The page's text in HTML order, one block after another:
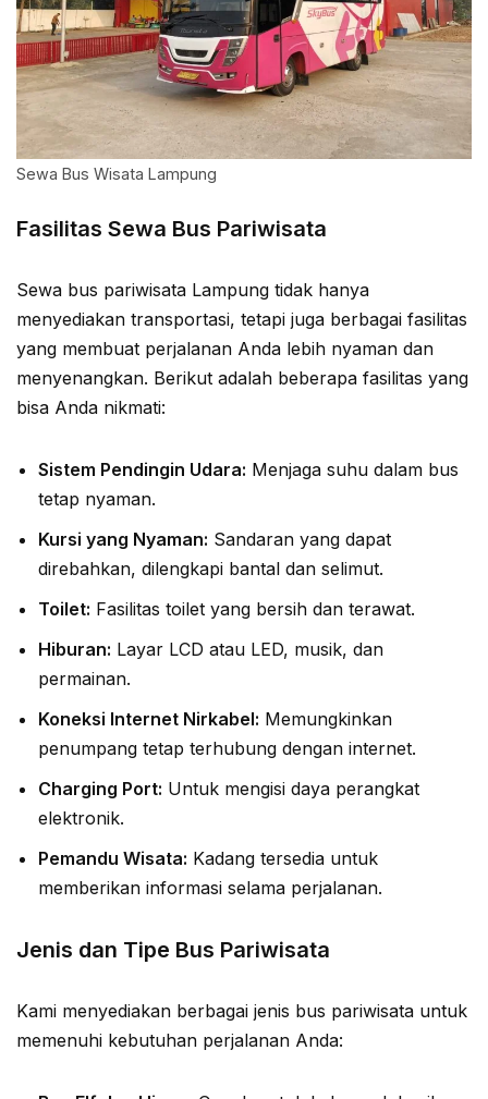
Sewa Bus Wisata Lampung
Fasilitas Sewa Bus Pariwisata
Sewa bus pariwisata Lampung tidak hanya
menyediakan transportasi, tetapi juga berbagai fasilitas
yang membuat perjalanan Anda lebih nyaman dan
menyenangkan. Berikut adalah beberapa fasilitas yang
bisa Anda nikmati:
Sistem Pendingin Udara: Menjaga suhu dalam bus
tetap nyaman.
Kursi yang Nyaman: Sandaran yang dapat
direbahkan, dilengkapi bantal dan selimut.
Toilet: Fasilitas toilet yang bersih dan terawat.
Hiburan: Layar LCD atau LED, musik, dan
permainan.
Koneksi Internet Nirkabel: Memungkinkan
penumpang tetap terhubung dengan internet.
Charging Port: Untuk mengisi daya perangkat
elektronik.
Pemandu Wisata: Kadang tersedia untuk
memberikan informasi selama perjalanan.
Jenis dan Tipe Bus Pariwisata
Kami menyediakan berbagai jenis bus pariwisata untuk
memenuhi kebutuhan perjalanan Anda: